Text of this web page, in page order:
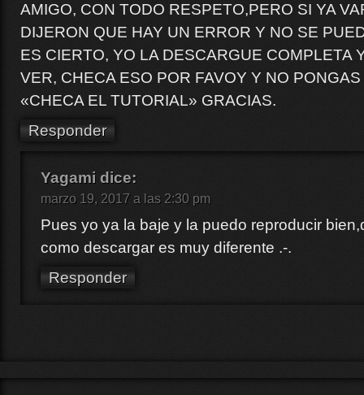
AMIGO, CON TODO RESPETO,PERO SI YA
DIJERON QUE HAY UN ERROR Y NO SE
ES CIERTO, YO LA DESCARGUE COMPLETA
VER, CHECA ESO POR FAVOY Y NO
«CHECA EL TUTORIAL» GRACIAS.
Responder
Yagami dice:
marzo 19, 2017 a las 2:30 pm
Pues yo ya la baje y la puedo reproducir
como descargar es muy diferente .-.
Responder